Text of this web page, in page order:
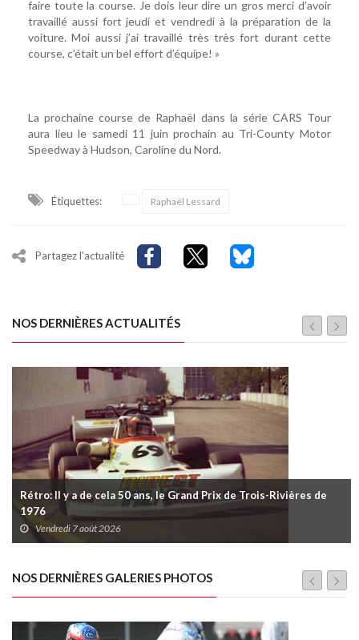
faire toute la course. Je dois leur dire un gros merci d’avoir
travaillé aussi fort jeudi et vendredi à la préparation de la
voiture. Moi aussi j’ai travaillé très très fort durant cette
course, c’était un bel effort d’équipe! »
La prochaine course de Raphaël dans la série CARS Tour
aura lieu le samedi 11 juin prochain au Tri-County Motor
Speedway à Hudson, Caroline du Nord.
Étiquettes: Raphaël Lessard
Partagez l'actualité
NOS DERNIÈRES ACTUALITÉS
Rétro: Il y a de cela 50 ans, le Grand Prix de Trois-Rivières de
1976
Vendredi 7 août 2026
NOS DERNIÈRES GALERIES PHOTOS